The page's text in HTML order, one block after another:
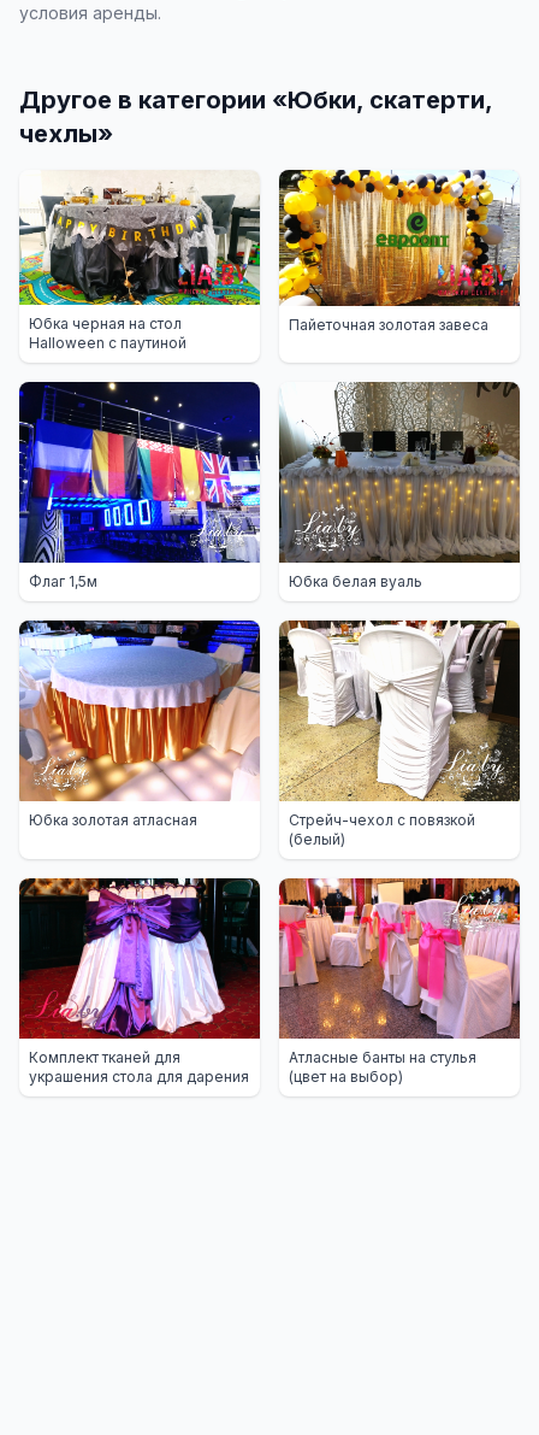
условия аренды.
Другое в категории «Юбки, скатерти,
чехлы»
Юбка черная на стол
Halloween с паутиной
Пайеточная золотая завеса
Флаг 1,5м Юбка белая вуаль
Юбка золотая атласная
Стрейч-чехол с повязкой
(белый)
Комплект тканей для
украшения стола для дарения
Атласные банты на стулья
(цвет на выбор)